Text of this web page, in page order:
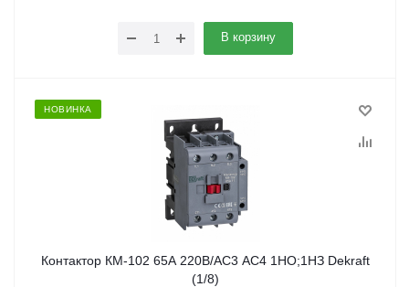
В корзину
НОВИНКА
Контактор КМ-102 65А 220В/АС3 АС4 1НО;1НЗ Dekraft
(1/8)